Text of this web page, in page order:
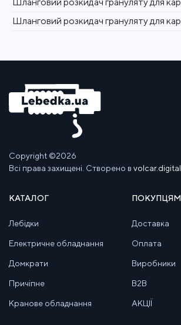
Copyright ©2026
Всі права захищені. Створено в volcar.digital
КАТАЛОГ
Лебідки
Електричне обладнання
Домкрати
Причіпне
Кранове обладнання
ПОКУПЦЯМ
Доставка
Оплата
Виробники
B2B
АКЦІЇ